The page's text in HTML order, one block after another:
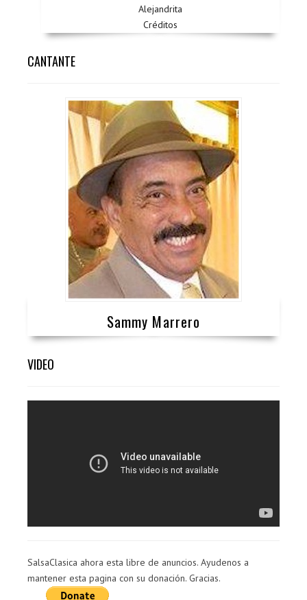
Alejandrita
Créditos
CANTANTE
Sammy Marrero
VIDEO
SalsaClasica ahora esta libre de anuncios. Ayudenos a
mantener esta pagina con su donación. Gracias.